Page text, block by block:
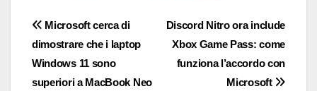
Navigazione
articoli
Discord Nitro ora include
Xbox Game Pass: come
funziona l’accordo con
Microsoft
Microsoft cerca di
dimostrare che i laptop
Windows 11 sono
superiori a MacBook Neo